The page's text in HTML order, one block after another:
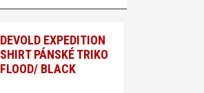
DEVOLD EXPEDITION
SHIRT PÁNSKÉ TRIKO
FLOOD/ BLACK